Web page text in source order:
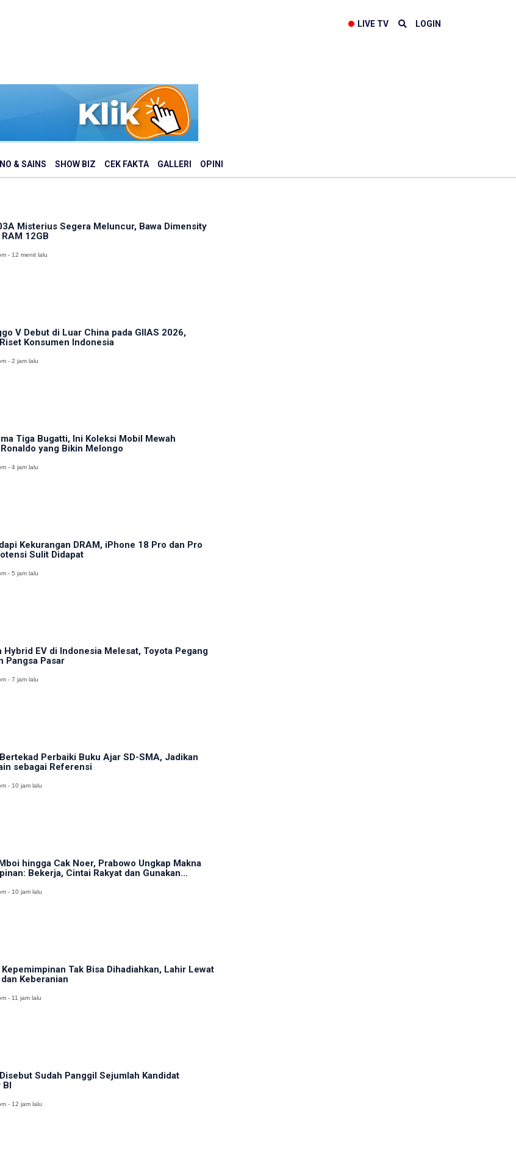
LIVE TV LOGIN
& SAINS SHOW BIZ CEK FAKTA GALLERI OPINI
Misterius Segera Meluncur, Bawa Dimensity
12GB
- 12 menit lalu
V Debut di Luar China pada GIIAS 2026,
Konsumen Indonesia
- 2 jam lalu
Tiga Bugatti, Ini Koleksi Mobil Mewah
yang Bikin Melongo
- 4 jam lalu
Kekurangan DRAM, iPhone 18 Pro dan Pro
Sulit Didapat
- 5 jam lalu
Hybrid EV di Indonesia Melesat, Toyota Pegang
Pangsa Pasar
- 7 jam lalu
Perbaiki Buku Ajar SD-SMA, Jadikan
sebagai Referensi
- 10 jam lalu
hingga Cak Noer, Prabowo Ungkap Makna
Bekerja, Cintai Rakyat dan Gunakan...
- 10 jam lalu
Tak Bisa Dihadiahkan, Lahir Lewat
Keberanian
- 11 jam lalu
Sudah Panggil Sejumlah Kandidat
BI
- 12 jam lalu